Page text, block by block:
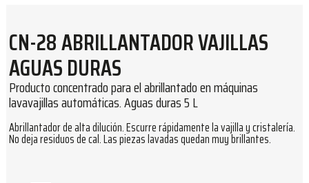
CN-28 ABRILLANTADOR VAJILLAS
AGUAS DURAS
Producto concentrado para el abrillantado en máquinas
lavavajillas automáticas. Aguas duras 5 L
Abrillantador de alta dilución. Escurre rápidamente la vajilla y cristalería.
No deja residuos de cal. Las piezas lavadas quedan muy brillantes.